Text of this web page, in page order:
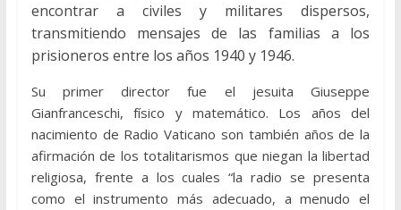
encontrar a civiles y militares dispersos,
transmitiendo mensajes de las familias a los
prisioneros entre los años 1940 y 1946.
Su primer director fue el jesuita Giuseppe
Gianfranceschi, físico y matemático. Los años del
nacimiento de Radio Vaticano son también años de la
afirmación de los totalitarismos que niegan la libertad
religiosa, frente a los cuales “la radio se presenta
como el instrumento más adecuado, a menudo el